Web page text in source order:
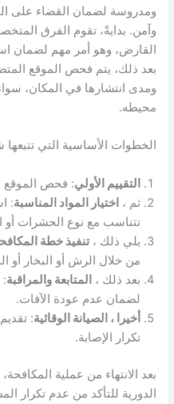
ومدروسة لضمان القضاء على
وآمن. بدايةً، تقوم الفرق
القارض، وهو أمر مهم لضمان
بعد ذلك، يتم فحص الموقع
ومدى انتشارها في المكان،
محيطه.
الخطوات الأساسية التي
التقييم الأولي: فحص الموقع
ثم ، اختيار المواد المناسبة:
تتناسب مع نوع الحشرات أو
يلي ذلك ،تنفيذ خطة
من خلال الرش أو البخار أو
بعد ذلك ، المتابعة والمراقبة:
لضمان عدم عودة الآفات.
أخيرا ، الصيانة الوقائية:
تكرار الإصابة.
بعد الانتهاء من عملية
الدورية للتأكد من عدم تكرار